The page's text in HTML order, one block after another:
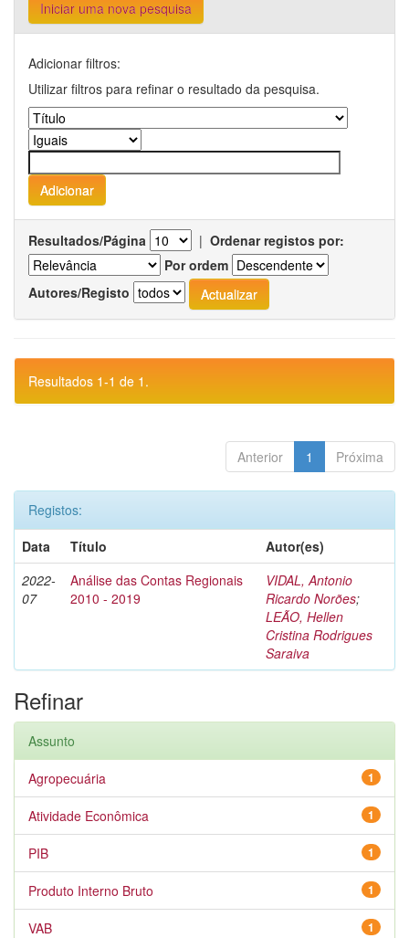
Iniciar uma nova pesquisa
Adicionar filtros:
Utilizar filtros para refinar o resultado da pesquisa.
Resultados/Página | Ordenar registos por:
Por ordem
Autores/Registo
Resultados 1-1 de 1.
Anterior 1 Próxima
Registos:
Data
Título
Autor(es)
2022-
07
Análise das Contas Regionais
2010 - 2019
VIDAL, Antonio
Ricardo Norões;
LEÃO, Hellen
Cristina Rodrigues
Saraiva
Refinar
Assunto
1
Agropecuária
1
Atividade Econômica
1
PIB
1
Produto Interno Bruto
1
VAB